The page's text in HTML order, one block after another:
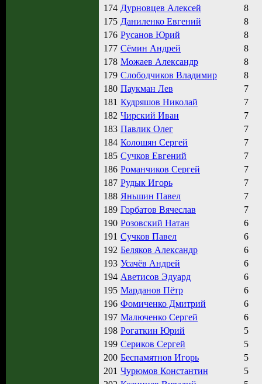
174 Дурновцев Алексей
8
175 Даниленко Евгений
8
176 Русанов Юрий
8
177 Сёмин Андрей
8
178 Можаев Александр
8
179 Слободчиков Владимир
8
180 Паукман Лев
7
181 Кудряшов Николай
7
182 Чирский Иван
7
183 Павлик Олег
7
184 Колошян Сергей
7
185 Сучков Евгений
7
186 Романчиков Сергей
7
187 Рудык Игорь
7
188 Яньшин Павел
7
189 Горбатов Вячеслав
7
190 Розовский Натан
6
191 Сучков Павел
6
192 Беляков Александр
6
193 Усачёв Андрей
6
194 Аветисов Эдуард
6
195 Марданов Пётр
6
196 Фомиченко Дмитрий
6
197 Малюченко Сергей
6
198 Рогаткин Юрий
5
199 Сериков Сергей
5
200 Беспамятнов Игорь
5
201 Чурюмов Константин
5